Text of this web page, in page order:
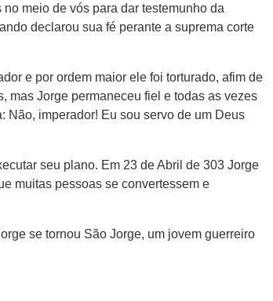
meio de vós para dar testemunho da
declarou sua fé perante a suprema corte
e por ordem maior ele foi torturado, afim de
mas Jorge permaneceu fiel e todas as vezes
imperador! Eu sou servo de um Deus
seu plano. Em 23 de Abril de 303 Jorge
muitas pessoas se convertessem e
se tornou São Jorge, um jovem guerreiro